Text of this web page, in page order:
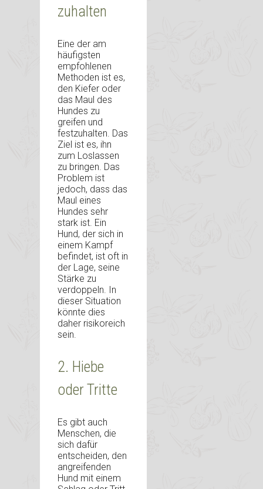
zuhalten
Eine der am
häufigsten
empfohlenen
Methoden ist es,
den Kiefer oder
das Maul des
Hundes zu
greifen und
festzuhalten. Das
Ziel ist es, ihn
zum Loslassen
zu bringen. Das
Problem ist
jedoch, dass das
Maul eines
Hundes sehr
stark ist. Ein
Hund, der sich in
einem Kampf
befindet, ist oft in
der Lage, seine
Stärke zu
verdoppeln. In
dieser Situation
könnte dies
daher risikoreich
sein.
2. Hiebe
oder Tritte
Es gibt auch
Menschen, die
sich dafür
entscheiden, den
angreifenden
Hund mit einem